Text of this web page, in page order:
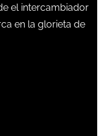
el intercambiador
en la glorieta de